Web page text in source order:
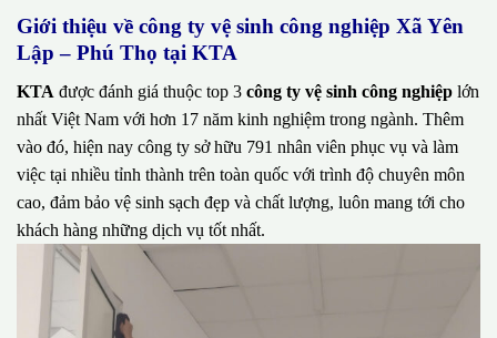
Giới thiệu về công ty vệ sinh công nghiệp Xã Yên
Lập – Phú Thọ tại KTA
KTA được đánh giá thuộc top 3 công ty vệ sinh công nghiệp lớn
nhất Việt Nam với hơn 17 năm kinh nghiệm trong ngành. Thêm
vào đó, hiện nay công ty sở hữu 791 nhân viên phục vụ và làm
việc tại nhiều tỉnh thành trên toàn quốc với trình độ chuyên môn
cao, đảm bảo vệ sinh sạch đẹp và chất lượng, luôn mang tới cho
khách hàng những dịch vụ tốt nhất.